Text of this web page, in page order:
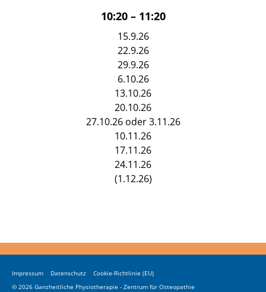
10:20 – 11:20
15.9.26
22.9.26
29.9.26
6.10.26
13.10.26
20.10.26
27.10.26 oder 3.11.26
10.11.26
17.11.26
24.11.26
(1.12.26)
Impressum Datenschutz
Cookie-Richtlinie (EU)
© 2026 Ganzheitliche Physiotherapie - Zentrum für Osteopathie